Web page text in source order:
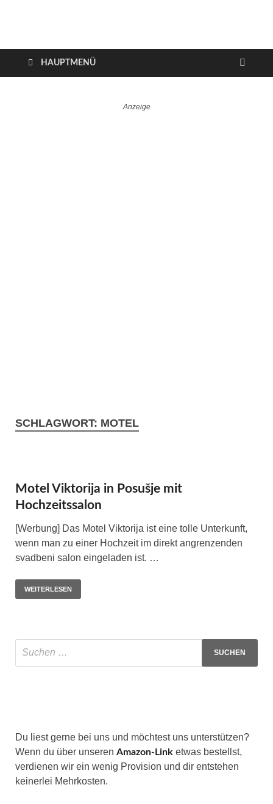
VerTRAVELt
HAUPTMENÜ
SCHLAGWORT: MOTEL
Motel Viktorija in Posušje mit
Hochzeitssalon
[Werbung] Das Motel Viktorija ist eine tolle Unterkunft,
wenn man zu einer Hochzeit im direkt angrenzenden
svadbeni salon eingeladen ist. …
WEITERLESEN
Du liest gerne bei uns und möchtest uns unterstützen?
Wenn du über unseren Amazon-Link etwas bestellst,
verdienen wir ein wenig Provision und dir entstehen
keinerlei Mehrkosten.